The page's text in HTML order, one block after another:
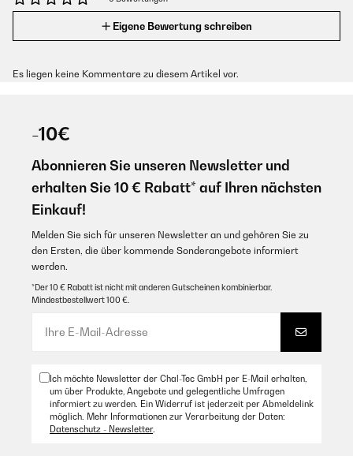
Eigene Bewertung schreiben
Es liegen keine Kommentare zu diesem Artikel vor.
-10€
Abonnieren Sie unseren Newsletter und
erhalten Sie 10 € Rabatt* auf Ihren nächsten
Einkauf!
Melden Sie sich für unseren Newsletter an und gehören Sie zu
den Ersten, die über kommende Sonderangebote informiert
werden.
*Der 10 € Rabatt ist nicht mit anderen Gutscheinen kombinierbar.
Mindestbestellwert 100 €.
Ich möchte Newsletter der Chal-Tec GmbH per E-Mail erhalten,
um über Produkte, Angebote und gelegentliche Umfragen
informiert zu werden. Ein Widerruf ist jederzeit per Abmeldelink
möglich. Mehr Informationen zur Verarbeitung der Daten:
Datenschutz - Newsletter.